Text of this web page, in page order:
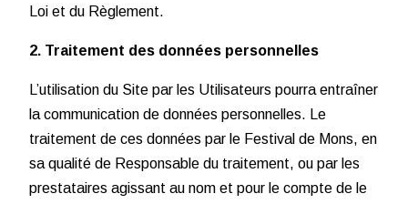
Loi et du Règlement.
2. Traitement des données personnelles
L’utilisation du Site par les Utilisateurs pourra entraîner
la communication de données personnelles. Le
traitement de ces données par le Festival de Mons, en
sa qualité de Responsable du traitement, ou par les
prestataires agissant au nom et pour le compte de le